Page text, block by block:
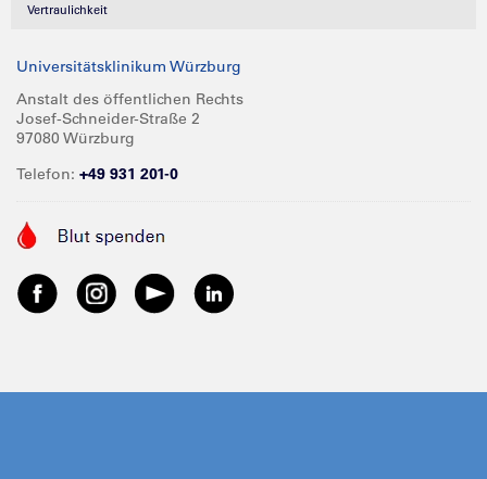
Vertraulichkeit
Universitätsklinikum Würzburg
Anstalt des öffentlichen Rechts
Josef-Schneider-Straße 2
97080 Würzburg
Telefon: +49 931 201-0